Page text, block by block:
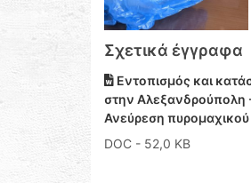
Σχετικά έγγραφα
Εντοπισμός και
στην Αλεξανδρούπολη
Ανεύρεση πυρομαχικού
DOC - 52,0 KB